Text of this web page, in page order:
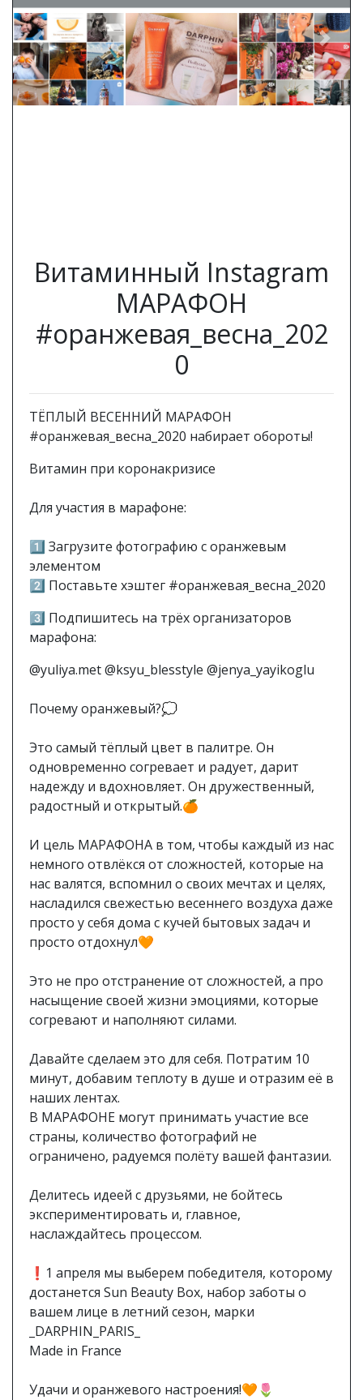
Previous Next
Витаминный Instagram
МАРАФОН
#оранжевая_весна_202
0
ТЁПЛЫЙ ВЕСЕННИЙ МАРАФОН
#оранжевая_весна_2020 набирает обороты!
Витамин при коронакризисе
Для участия в марафоне:
1⃣ Загрузите фотографию с оранжевым
элементом ⠀
2⃣ Поставьте хэштег #оранжевая_весна_2020
3⃣ Подпишитесь на трёх организаторов
марафона:
@yuliya.met @ksyu_blesstyle @jenya_yayikoglu
Почему оранжевый?💭
Это самый тёплый цвет в палитре. Он
одновременно согревает и радует, дарит
надежду и вдохновляет. Он дружественный,
радостный и открытый.🍊
И цель МАРАФОНА в том, чтобы каждый из нас
немного отвлёкся от сложностей, которые на
нас валятся, вспомнил о своих мечтах и целях,
насладился свежестью весеннего воздуха даже
просто у себя дома с кучей бытовых задач и
просто отдохнул🧡
Это не про отстранение от сложностей, а про
насыщение своей жизни эмоциями, которые
согревают и наполняют силами.
Давайте сделаем это для себя. Потратим 10
минут, добавим теплоту в душе и отразим её в
наших лентах. ⠀
В МАРАФОНЕ могут принимать участие все
страны, количество фотографий не
ограничено, радуемся полёту вашей фантазии.
Делитесь идеей с друзьями, не бойтесь
экспериментировать и, главное,
наслаждайтесь процессом.
❗1 апреля мы выберем победителя, которому
достанется Sun Beauty Box, набор заботы о
вашем лице в летний сезон, марки
_DARPHIN_PARIS_
Made in France
Удачи и оранжевого настроения!🧡🌷